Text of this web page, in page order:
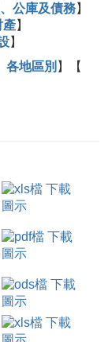
公庫及債務】
產】
】
各地區別 】【